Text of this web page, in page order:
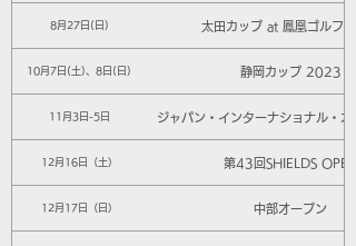
8月27日(日) 太田カップ at 鳳凰ゴルフ倶
10月7日(土)、8日(日) 静岡カップ 2023
11月3日-5日 ジャパン・インターナショナル・
12月16日（土） 第43回SHIELDS OPEN
12月17日（日） 中部オープン